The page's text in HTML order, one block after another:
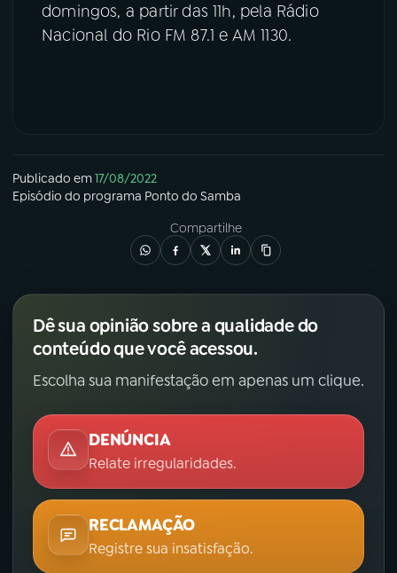
domingos, a partir das 11h, pela Rádio
Nacional do Rio FM 87.1 e AM 1130.
Publicado em17/08/2022
Episódio do programa Ponto do Samba
Compartilhe
Dê sua opinião sobre a qualidade do
conteúdo que você acessou.
Escolha sua manifestação em apenas um clique.
DENÚNCIA
Relate irregularidades.
RECLAMAÇÃO
Registre sua insatisfação.